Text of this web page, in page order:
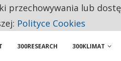
Z POLSKI
ZAKUPY
300RESEARCH 300KLIMAT
przechowywania lub
Polityce Cookies